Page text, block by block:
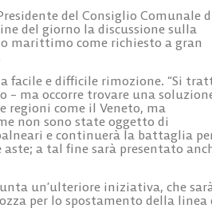
del Consiglio Comunale
del giorno la discussione sulla
marittimo come richiesto a gran
facile e difficile rimozione. “Si
– ma occorre trovare una
regioni come il Veneto, ma
non sono state oggetto di
e continuerà la battaglia
a tal fine sarà presentato
un’ulteriore iniziativa, che
per lo spostamento della linea